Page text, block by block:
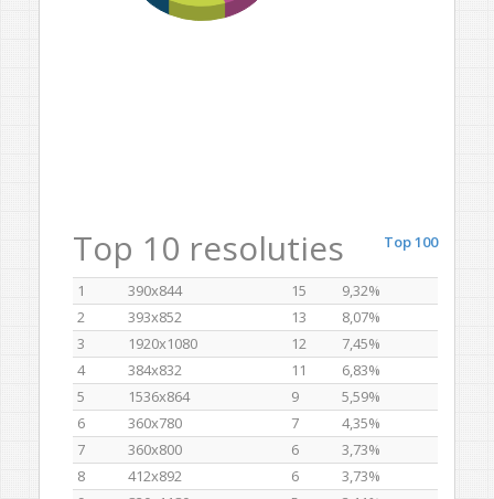
Top 100
Top 10 resoluties
1 390x844 15
9,32%
2
393x852 13
8,07%
3
1920x1080 12
7,45%
4
384x832 11
6,83%
5
1536x864 9
5,59%
6
360x780 7
4,35%
7
360x800 6
3,73%
8
412x892 6
3,73%